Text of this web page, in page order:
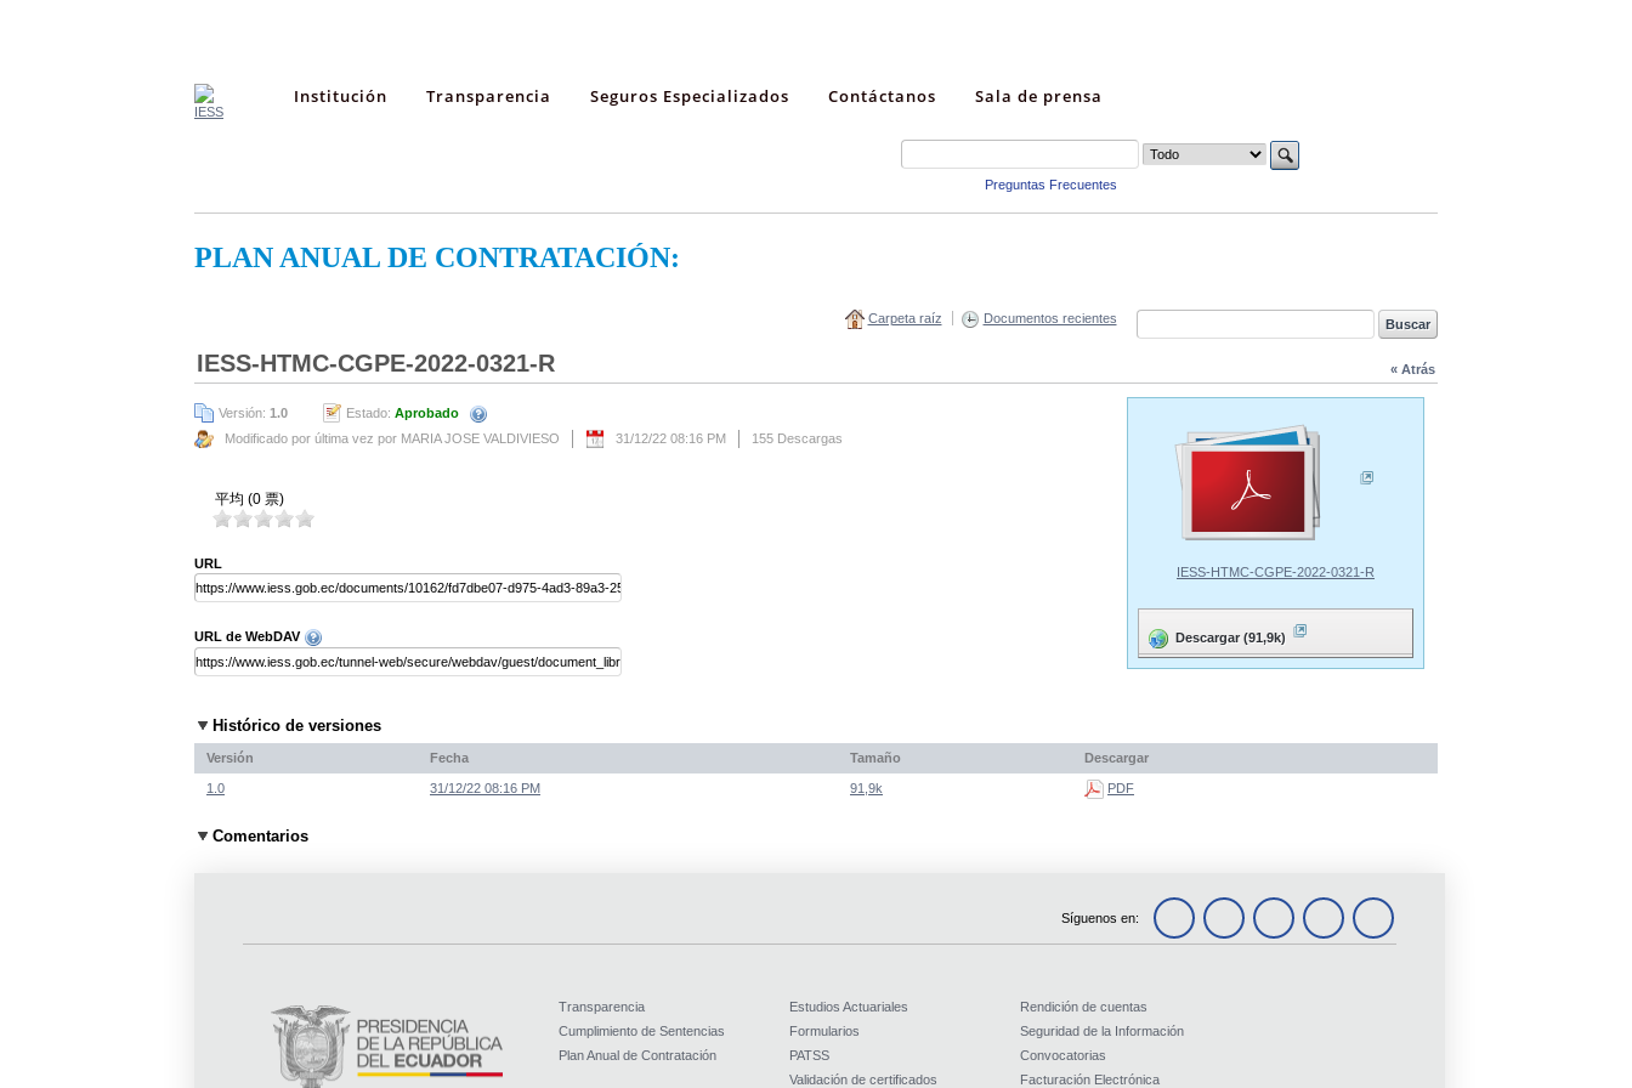
Institución Transparencia Seguros Especializados Contáctanos Sala de prensa
Preguntas Frecuentes
PLAN ANUAL DE CONTRATACIÓN:
Carpeta raíz Documentos recientes
« Atrás
IESS-HTMC-CGPE-2022-0321-R
Versión: 1.0 Estado: Aprobado
Modificado por última vez por MARIA JOSE VALDIVIESO
31/12/22 08:16 PM 155 Descargas
平均 (0 票)
URL
URL de WebDAV
IESS-HTMC-CGPE-2022-0321-R
Descargar (91,9k)
Histórico de versiones
Versión Fecha Tamaño Descargar
1.0 31/12/22 08:16 PM 91,9k PDF
Comentarios
Síguenos en:
Transparencia
Cumplimiento de Sentencias
Plan Anual de Contratación
Estudios Actuariales
Formularios
PATSS
Validación de certificados
Rendición de cuentas
Seguridad de la Información
Convocatorias
Facturación Electrónica